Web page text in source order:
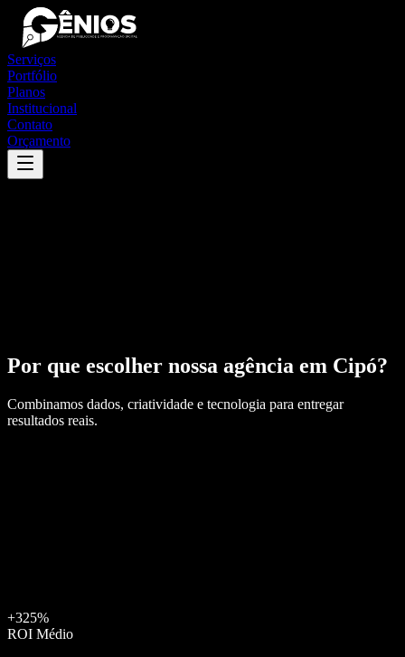
Serviços
Portfólio
Planos
Institucional
Contato
Orçamento
Por que escolher nossa agência em Cipó?
Combinamos dados, criatividade e tecnologia para entregar
resultados reais.
+325%
ROI Médio